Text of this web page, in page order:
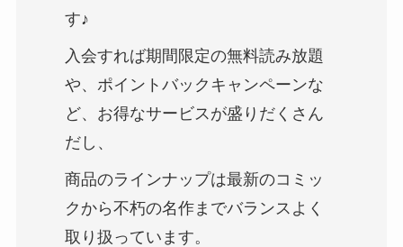
す♪
入会すれば期間限定の無料読み放題
や、ポイントバックキャンペーンな
ど、お得なサービスが盛りだくさん
だし、
商品のラインナップは最新のコミッ
クから不朽の名作までバランスよく
取り扱っています。